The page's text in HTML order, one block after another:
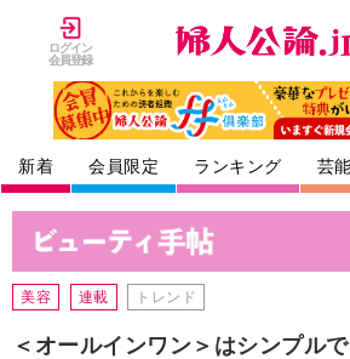
ログイン
会員登録
新着 会員限定 ランキング 芸能
美容 連載 トレンド
＜オールインワン＞はシンプル